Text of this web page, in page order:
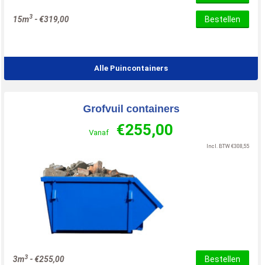
15m3 -€319,00 Bestellen
Alle Puincontainers
Grofvuil containers
Vanaf €255,00
Incl. BTW €308,55
3m3 -€255,00 Bestellen